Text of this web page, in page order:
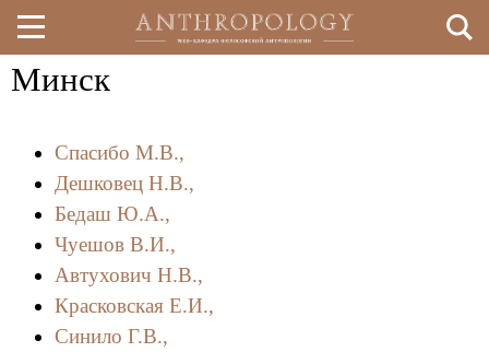
основному
содержанию
Минск
Спасибо М.В.,
Дешковец Н.В.,
Бедаш Ю.А.,
Чуешов В.И.,
Автухович Н.В.,
Красковская Е.И.,
Синило Г.В.,